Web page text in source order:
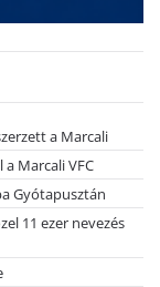
a Marcali
Marcali VFC
Gyótapusztán
11 ezer nevezés